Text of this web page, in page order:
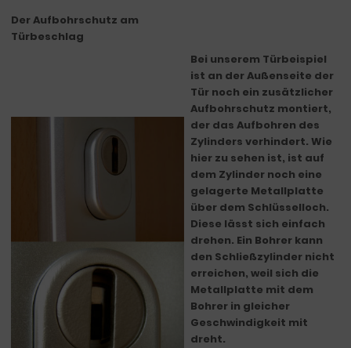
Der Aufbohrschutz am
Türbeschlag
Bei unserem Türbeispiel
ist an der Außenseite der
Tür noch ein zusätzlicher
Aufbohrschutz montiert,
der das Aufbohren des
Zylinders verhindert. Wie
hier zu sehen ist, ist auf
dem Zylinder noch eine
gelagerte Metallplatte
über dem Schlüsselloch.
Diese lässt sich einfach
drehen. Ein Bohrer kann
den Schließzylinder nicht
erreichen, weil sich die
Metallplatte mit dem
Bohrer in gleicher
Geschwindigkeit mit
dreht.